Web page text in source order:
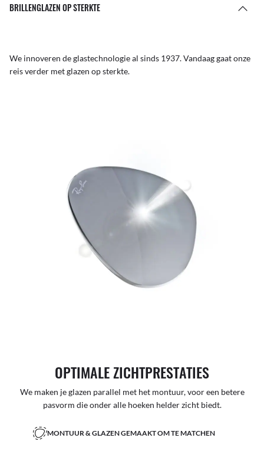
BRILLENGLAZEN OP STERKTE
We innoveren de glastechnologie al sinds 1937. Vandaag gaat onze
reis verder met glazen op sterkte.
OPTIMALE ZICHTPRESTATIES
We maken je glazen parallel met het montuur, voor een betere
pasvorm die onder alle hoeken helder zicht biedt.
MONTUUR & GLAZEN GEMAAKT OM TE MATCHEN